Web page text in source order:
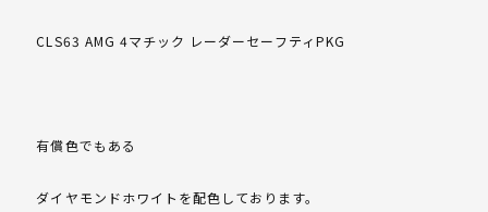
CLS63 AMG 4マチック レーダーセーフティPKG
有償色でもある
ダイヤモンドホワイトを配色しております。